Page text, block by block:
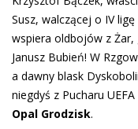
Susz, walczącej o IV
wspiera oldbojów z Żar,
Janusz Bubień! W
a dawny blask
niegdyś z Pucharu
Opal Grodzisk.